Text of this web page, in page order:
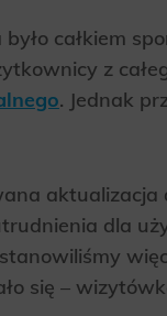
całkiem
z
. Jednak
dla
się –